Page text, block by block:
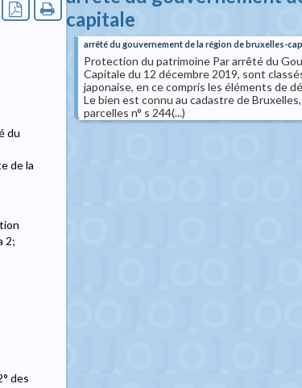
du
de la
2;
des
capitale
arrêté du gouvernement de la région de bruxelles-
Protection du patrimoine Par arrêté du
Capitale du 12 décembre 2019, sont
japonaise, en ce compris les éléments de
Le bien est connu au cadastre de
parcelles n° s 244(...)